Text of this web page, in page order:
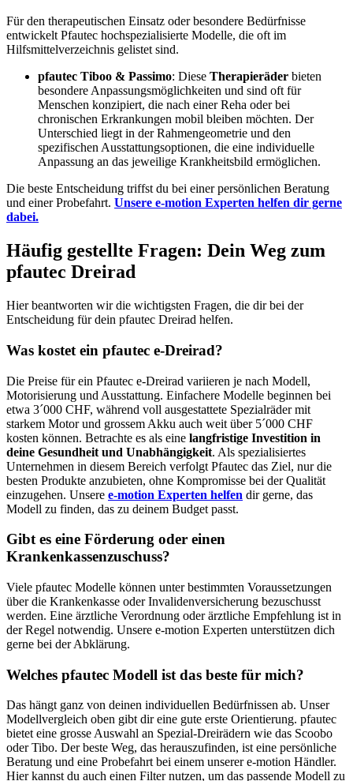
Für den therapeutischen Einsatz oder besondere Bedürfnisse
entwickelt Pfautec hochspezialisierte Modelle, die oft im
Hilfsmittelverzeichnis gelistet sind.
pfautec Tiboo & Passimo: Diese Therapieräder bieten
besondere Anpassungsmöglichkeiten und sind oft für
Menschen konzipiert, die nach einer Reha oder bei
chronischen Erkrankungen mobil bleiben möchten. Der
Unterschied liegt in der Rahmengeometrie und den
spezifischen Ausstattungsoptionen, die eine individuelle
Anpassung an das jeweilige Krankheitsbild ermöglichen.
Die beste Entscheidung triffst du bei einer persönlichen Beratung
und einer Probefahrt. Unsere e-motion Experten helfen dir gerne
dabei.
Häufig gestellte Fragen: Dein Weg zum
pfautec Dreirad
Hier beantworten wir die wichtigsten Fragen, die dir bei der
Entscheidung für dein pfautec Dreirad helfen.
Was kostet ein pfautec e-Dreirad?
Die Preise für ein Pfautec e-Dreirad variieren je nach Modell,
Motorisierung und Ausstattung. Einfachere Modelle beginnen bei
etwa 3´000 CHF, während voll ausgestattete Spezialräder mit
starkem Motor und grossem Akku auch weit über 5´000 CHF
kosten können. Betrachte es als eine langfristige Investition in
deine Gesundheit und Unabhängigkeit. Als spezialisiertes
Unternehmen in diesem Bereich verfolgt Pfautec das Ziel, nur die
besten Produkte anzubieten, ohne Kompromisse bei der Qualität
einzugehen. Unsere e-motion Experten helfen dir gerne, das
Modell zu finden, das zu deinem Budget passt.
Gibt es eine Förderung oder einen
Krankenkassenzuschuss?
Viele pfautec Modelle können unter bestimmten Voraussetzungen
über die Krankenkasse oder Invalidenversicherung bezuschusst
werden. Eine ärztliche Verordnung oder ärztliche Empfehlung ist in
der Regel notwendig. Unsere e-motion Experten unterstützen dich
gerne bei der Abklärung.
Welches pfautec Modell ist das beste für mich?
Das hängt ganz von deinen individuellen Bedürfnissen ab. Unser
Modellvergleich oben gibt dir eine gute erste Orientierung. pfautec
bietet eine grosse Auswahl an Spezial-Dreirädern wie das Scoobo
oder Tibo. Der beste Weg, das herauszufinden, ist eine persönliche
Beratung und eine Probefahrt bei einem unserer e-motion Händler.
Hier kannst du auch einen Filter nutzen, um das passende Modell zu